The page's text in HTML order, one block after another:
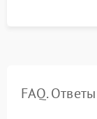
FAQ.